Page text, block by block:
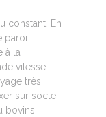
constant. En
paroi
à la
vitesse.
très
sur socle
bovins.